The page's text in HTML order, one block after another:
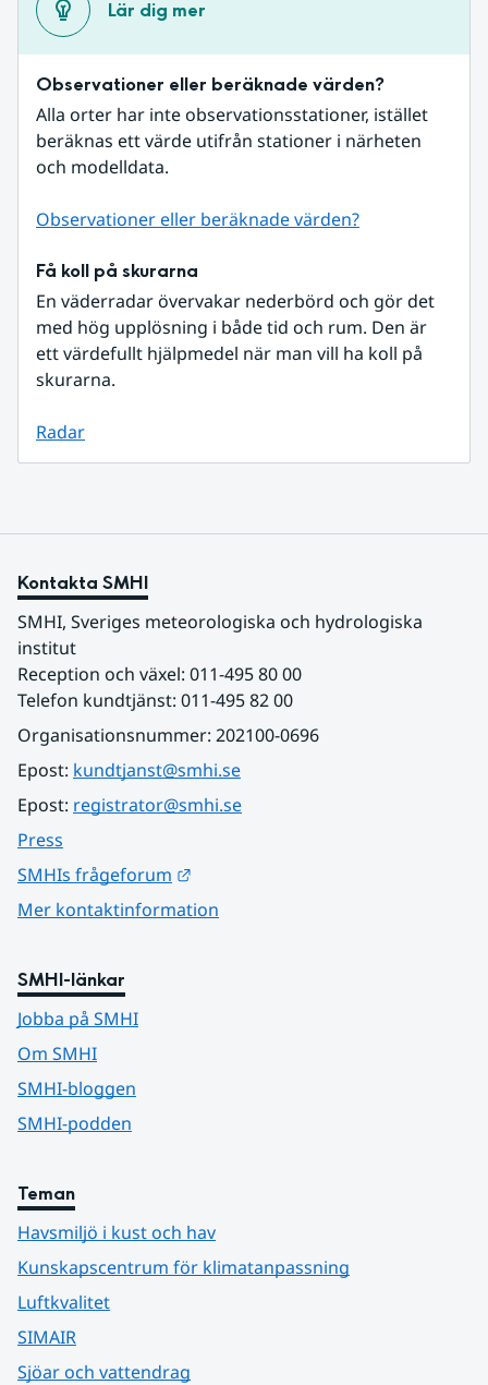
Lär dig mer
Observationer eller beräknade värden?
Alla orter har inte observationsstationer, istället
beräknas ett värde utifrån stationer i närheten
och modelldata.
Observationer eller beräknade värden?
Få koll på skurarna
En väderradar övervakar nederbörd och gör det
med hög upplösning i både tid och rum. Den är
ett värdefullt hjälpmedel när man vill ha koll på
skurarna.
Radar
Kontakta SMHI
SMHI, Sveriges meteorologiska och hydrologiska
institut
Reception och växel: 011-495 80 00
Telefon kundtjänst: 011-495 82 00
Organisationsnummer: 202100-0696
Epost: kundtjanst@smhi.se
Epost: registrator@smhi.se
Press
SMHIs frågeforum
Mer kontaktinformation
SMHI-länkar
Jobba på SMHI
Om SMHI
SMHI-bloggen
SMHI-podden
Teman
Havsmiljö i kust och hav
Kunskapscentrum för klimatanpassning
Luftkvalitet
SIMAIR
Sjöar och vattendrag